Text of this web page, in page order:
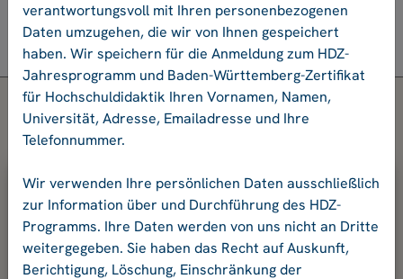
Programm
Login
Bitte geben Sie Ihre E-Mail-Adresse
und Ihr Passwort an.
E-Mail-Adresse:
verantwortungsvoll mit Ihren personenbezogenen
Daten umzugehen, die wir von Ihnen gespeichert
haben. Wir speichern für die Anmeldung zum HDZ-
Jahresprogramm und Baden-Württemberg-Zertifikat
für Hochschuldidaktik Ihren Vornamen, Namen,
Universität, Adresse, Emailadresse und Ihre
Telefonnummer.
Wir verwenden Ihre persönlichen Daten ausschließlich
zur Information über und Durchführung des HDZ-
Programms. Ihre Daten werden von uns nicht an Dritte
weitergegeben. Sie haben das Recht auf Auskunft,
Berichtigung, Löschung, Einschränkung der